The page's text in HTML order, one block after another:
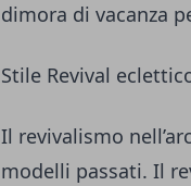
dimora di vacanza
Stile Revival
Il revivalismo
modelli passati. Il